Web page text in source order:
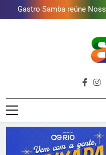
Lins em Nova
Shopping Grande Rio
vinho em
Obra garante a
presentear o seu pai.
Gastro Samba reúne
Lins em Nova
Shopping Grande Rio
vinho em
Obra garante a
de água por